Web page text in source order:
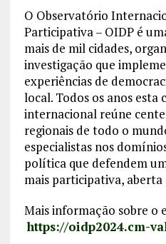
O Observatório
Participativa – OIDP é
mais de mil cidades,
investigação que
experiências de
local. Todos os anos esta
internacional reúne
regionais de todo o
especialistas nos
política que defendem
mais participativa,
Mais informação sobre o
https://oidp2024.cm-